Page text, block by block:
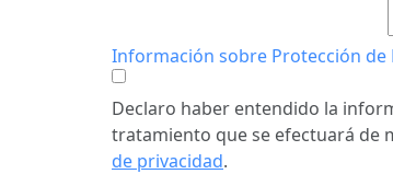
Información sobre Protección de
Declaro haber entendido la
tratamiento que se efectuará de
de privacidad.